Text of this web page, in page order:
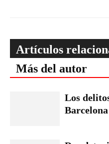
Artículos
Más del autor
Los